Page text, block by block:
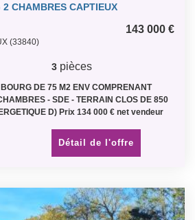
CHAMBRES CAPTIEUX
143 000 €
(33840)
3 pièces
DE 75 M2 ENV COMPRENANT
- SDE - TERRAIN CLOS DE 850
D) Prix 134 000 € net vendeur
Détail de l'offre